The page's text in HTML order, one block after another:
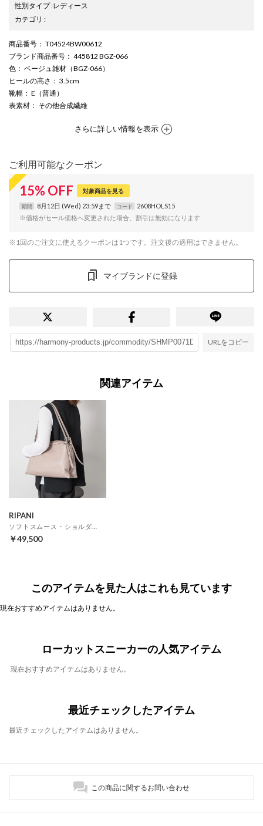
性別タイプ:レディース
カテゴリ :
商品番号 ： T04524BW00612
ブランド商品番号 ： 445812 BGZ-066
色 ： ベージュ雑材（BGZ-066）
ヒールの高さ ： 3.5cm
靴幅 ： E（普通）
表素材 ： その他合成繊維
さらに詳しい情報を表示
ご利用可能なクーポン
15% OFF 対象商品を見る
期間 8月12日 (Wed) 23:59まで コード
2608HOLS15
※価格がセール価格へ変更された場合、割引は無効になります
※1回のご注文に使えるクーポンは1つです。注文後の適用はできません。
マイブランドに登録
URLをコピー
関連アイテム
RIPANI
￥49,500
このアイテムを見た人はこれも見ています
現在おすすめアイテムはありません。
ローカットスニーカーの人気アイテム
現在おすすめアイテムはありません。
最近チェックしたアイテム
最近チェックしたアイテムはありません。
この商品に関するお問い合わせ